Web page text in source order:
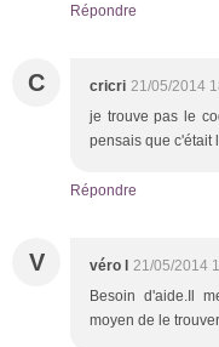
Répondre
C cricri 21/05/2014
je trouve pas le
pensais que c'était
Répondre
V véro l 21/05/2014
Besoin d'aide.Il
moyen de le trouver.